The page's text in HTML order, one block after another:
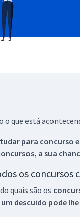
o que está
para concurso
a sua
os concursos
quais são os
descuido pode